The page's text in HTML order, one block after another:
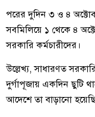
পরের দুদিন ৩ ও ৪
সবমিলিয়ে ১ থেকে ৪
সরকারি কর্মচারীদের।
উল্লেখ্য, সাধারণত
দুর্গাপূজায় একদিন ছুটি
আদেশে তা বাড়ানো